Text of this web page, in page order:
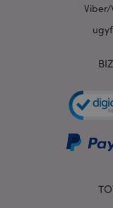
Viber/
X-